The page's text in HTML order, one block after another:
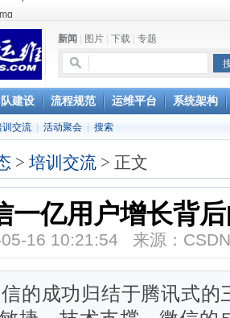
构
家庭WIFI覆盖
最佳实践
Nagios、Ganglia和Splunk
流量异常的排查分析
release
新闻 图片 下载 专题
建设 流程规范 运维平台 系统架构
训交流 活动聚会 搜索
> 培训交流 > 正文
一亿用户增长背
05-16 10:21:54 来源：
的成功归结于腾讯式的